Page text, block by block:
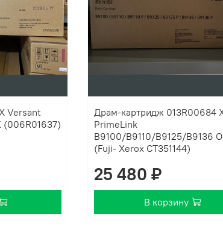
Versant
(006R01637)
Драм-картридж 013R00684
PrimeLink
B9100/B9110/B9125/B9136
(Fuji- Xerox CT351144)
25 480 ₽
В корзину